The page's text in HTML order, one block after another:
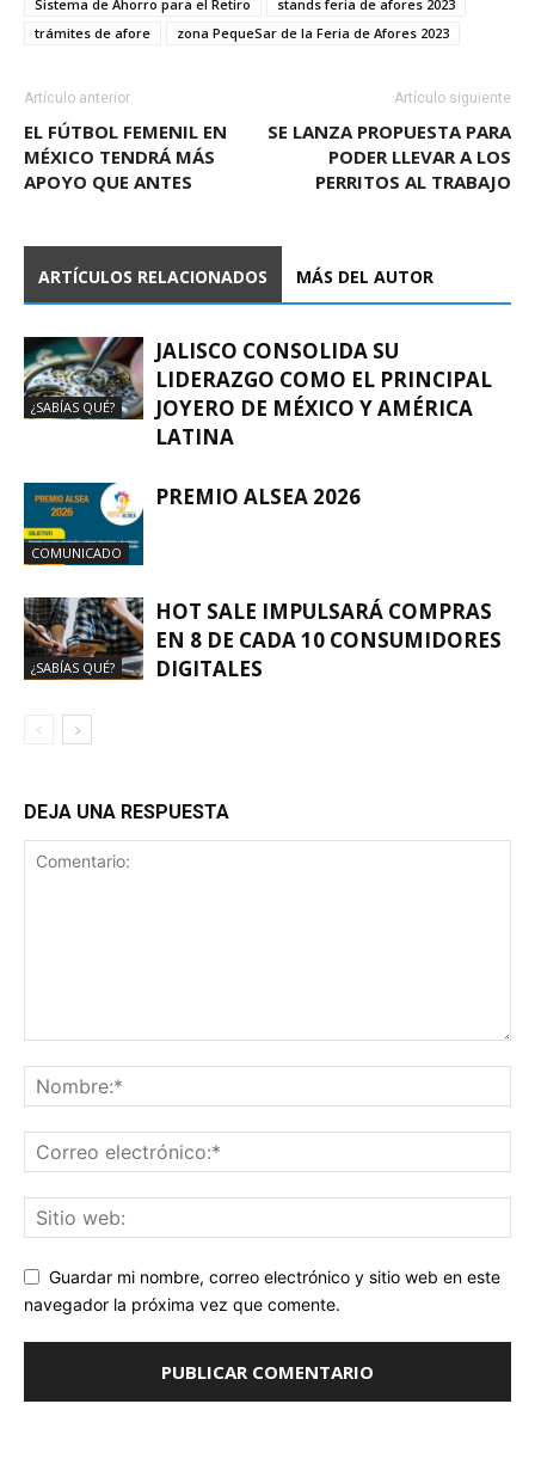
Sistema de Ahorro para el Retiro
stands feria de afores 2023
trámites de afore
zona PequeSar de la Feria de Afores 2023
Artículo anterior
EL FÚTBOL FEMENIL EN
MÉXICO TENDRÁ MÁS
APOYO QUE ANTES
Artículo siguiente
SE LANZA PROPUESTA PARA
PODER LLEVAR A LOS
PERRITOS AL TRABAJO
ARTÍCULOS RELACIONADOS MÁS DEL AUTOR
¿SABÍAS QUÉ?
JALISCO CONSOLIDA SU
LIDERAZGO COMO EL PRINCIPAL
JOYERO DE MÉXICO Y AMÉRICA
LATINA
COMUNICADO
PREMIO ALSEA 2026
¿SABÍAS QUÉ?
HOT SALE IMPULSARÁ COMPRAS
EN 8 DE CADA 10 CONSUMIDORES
DIGITALES
DEJA UNA RESPUESTA
Guardar mi nombre, correo electrónico y sitio web en este
navegador la próxima vez que comente.